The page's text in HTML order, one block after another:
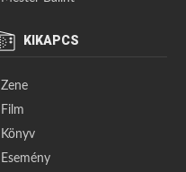
KIKAPCS
Zene
Film
Könyv
Esemény